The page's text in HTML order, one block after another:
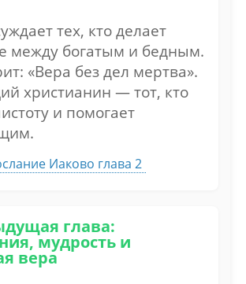
тех, кто делает
между богатым и бедным.
«Вера без дел мертва».
христианин — тот, кто
и помогает
Иаково глава 2
глава:
мудрость и
вера